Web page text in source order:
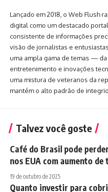
Lançado em 2018, o Web Flush
digital como um destacado
consistente de informações
visão de jornalistas e
uma ampla gama de temas —
entretenimento e inovações
uma mistura de veteranos da
mantém o alto padrão de
Talvez você goste
Café do Brasil pode
nos EUA com aumento
19 de outubro de 2025
Quanto investir para